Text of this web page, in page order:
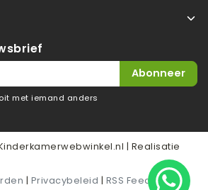
Abonneer
met iemand anders
| Realisatie
| Privacybeleid | RSS Feed